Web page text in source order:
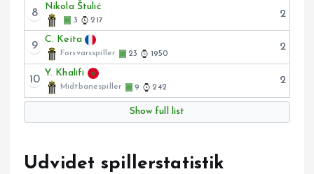
8
Nikola Štulić
3 217
2
9
C. Keita
Forsvarsspiller 23 1950
2
10
Y. Khalifi
Midtbanespiller 9 242
2
Show full list
Udvidet spillerstatistik